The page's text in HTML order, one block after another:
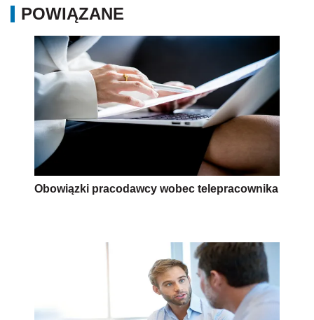
POWIĄZANE
Obowiązki pracodawcy wobec telepracownika